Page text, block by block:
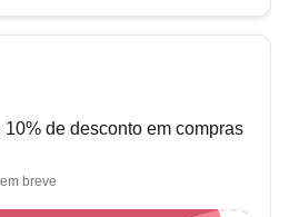
de desconto em compras
breve